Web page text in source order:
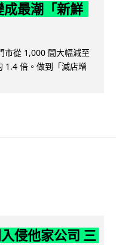
成最潮「新鮮
市從 1,000 間大幅減至
1.4 倍。做到「減店增
侵他家公司 三